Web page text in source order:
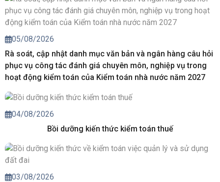
05/08/2026
Rà soát, cập nhật danh mục văn bản và ngân hàng câu hỏi
phục vụ công tác đánh giá chuyên môn, nghiệp vụ trong
hoạt động kiểm toán của Kiểm toán nhà nước năm 2027
04/08/2026
Bồi dưỡng kiến thức kiểm toán thuế
03/08/2026